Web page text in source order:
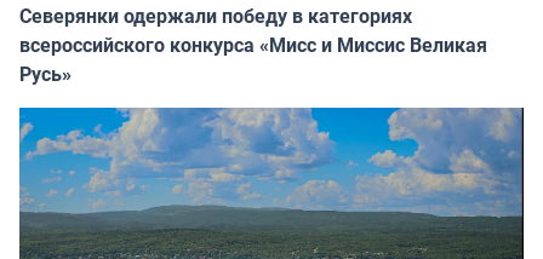
Северянки одержали победу в категориях
всероссийского конкурса «Мисс и Миссис Великая
Русь»